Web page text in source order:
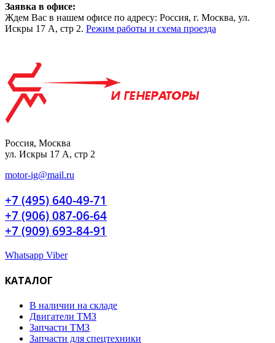
Заявка в офисе:
Ждем Вас в нашем офисе по адресу: Россия, г. Москва, ул.
Искры 17 А, стр 2. Режим работы и схема проезда
Россия, Москва
ул. Искры 17 А, стр 2
motor-ig@mail.ru
+7 (495) 640-49-71
+7 (906) 087-06-64
+7 (909) 693-84-91
Whatsapp Viber
КАТАЛОГ
В наличии на складе
Двигатели ТМЗ
Запчасти ТМЗ
Запчасти для спецтехники